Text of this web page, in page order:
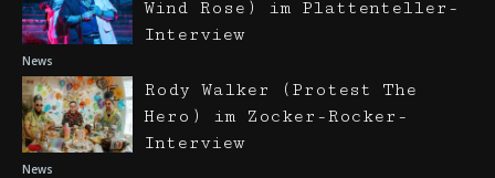
News
Wind Rose) im Plattenteller-
Interview
News
Rody Walker (Protest The
Hero) im Zocker-Rocker-
Interview